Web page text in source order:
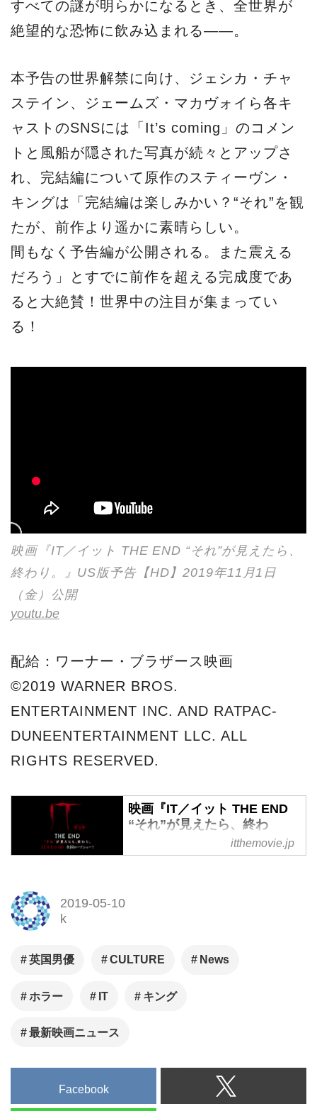
すべての謎が明らかになるとき、全世界が
絶望的な恐怖に飲み込まれる――。
本予告の世界解禁に向け、ジェシカ・チャ
ステイン、ジェームズ・マカヴォイら各キ
ャストのSNSには「It’s coming」のコメン
トと風船が隠された写真が続々とアップさ
れ、完結編について原作のスティーヴン・
キングは「完結編は楽しみかい？“それ”を観
たが、前作より遥かに素晴らしい。
間もなく予告編が公開される。また震える
だろう」とすでに前作を超える完成度であ
ると大絶賛！世界中の注目が集まってい
る！
映画『IT／イット THE END “それ”が見えたら、
終わり。』US版予告【HD】2019年11月1日
（金）公開
youtu.be
配給：ワーナー・ブラザース映画
©2019 WARNER BROS.
ENTERTAINMENT INC. AND RATPAC-
DUNEENTERTAINMENT LLC. ALL
RIGHTS RESERVED.
映画『IT／イット THE END
“それ”が見えたら、終わ
り。』オフィシャルサイト
itthemovie.jp
2019-05-10
k
英国男優 CULTURE News
ホラー IT キング
最新映画ニュース
Facebook